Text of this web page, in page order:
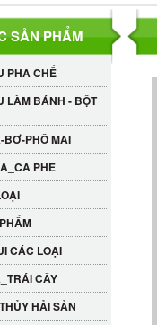
SẢN PHẨM
PHA CHẾ
LÀM BÁNH - BỘT
PHÔ MAI
PHÊ
CÁC LOẠI
CÂY
HẢI SẢN